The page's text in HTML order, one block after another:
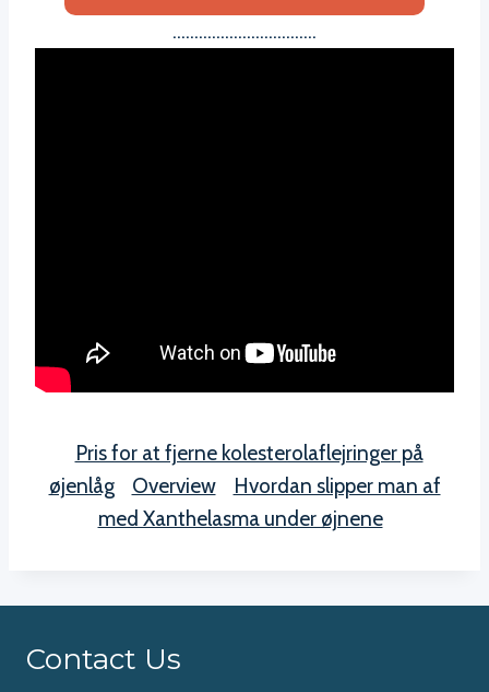
……………………………
Pris for at fjerne kolesterolaflejringer på
øjenlåg
Overview
Hvordan slipper man af
med Xanthelasma under øjnene
Contact Us